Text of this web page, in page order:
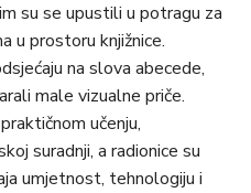
su se upustili u potragu za
u prostoru knjižnice.
na slova abecede,
male vizualne priče.
učenju,
suradnji, a radionice su
umjetnost, tehnologiju i